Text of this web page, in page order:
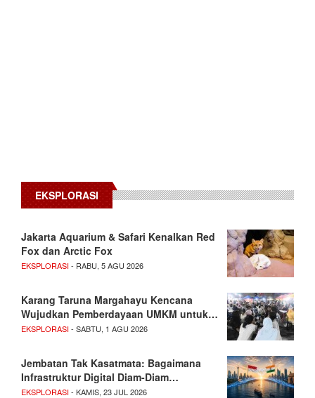
EKSPLORASI
Jakarta Aquarium & Safari Kenalkan Red
Fox dan Arctic Fox
EKSPLORASI- RABU, 5 AGU 2026
Karang Taruna Margahayu Kencana
Wujudkan Pemberdayaan UMKM untuk…
EKSPLORASI- SABTU, 1 AGU 2026
Jembatan Tak Kasatmata: Bagaimana
Infrastruktur Digital Diam-Diam…
EKSPLORASI- KAMIS, 23 JUL 2026